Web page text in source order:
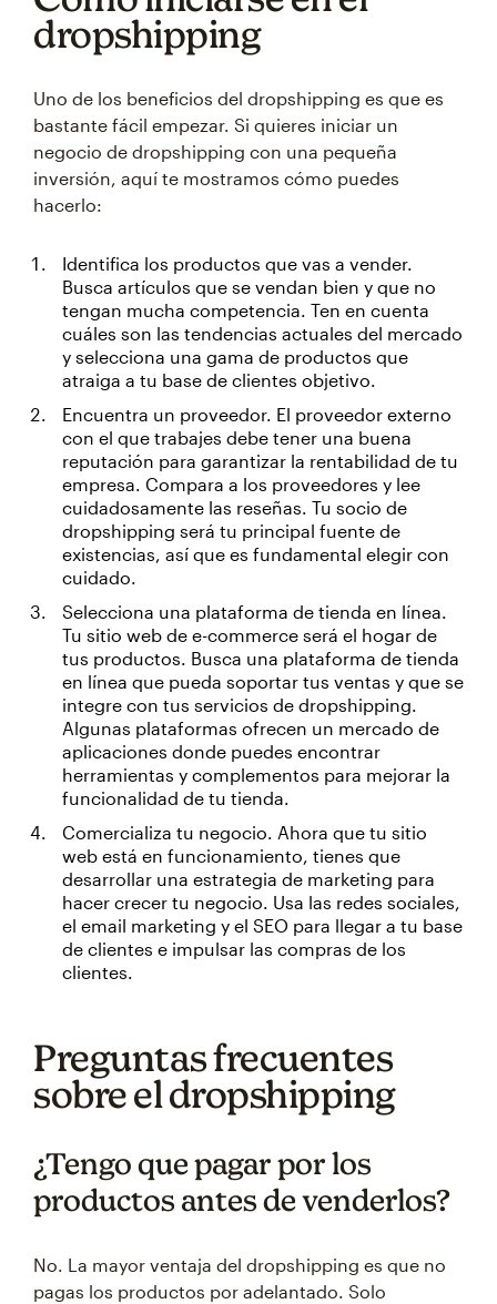
dropshipping
Uno de los beneficios del dropshipping es que es
bastante fácil empezar. Si quieres iniciar un
negocio de dropshipping con una pequeña
inversión, aquí te mostramos cómo puedes
hacerlo:
Identifica los productos que vas a vender.
Busca artículos que se vendan bien y que no
tengan mucha competencia. Ten en cuenta
cuáles son las tendencias actuales del mercado
y selecciona una gama de productos que
atraiga a tu base de clientes objetivo.
Encuentra un proveedor. El proveedor externo
con el que trabajes debe tener una buena
reputación para garantizar la rentabilidad de tu
empresa. Compara a los proveedores y lee
cuidadosamente las reseñas. Tu socio de
dropshipping será tu principal fuente de
existencias, así que es fundamental elegir con
cuidado.
Selecciona una plataforma de tienda en línea.
Tu sitio web de e-commerce será el hogar de
tus productos. Busca una plataforma de tienda
en línea que pueda soportar tus ventas y que se
integre con tus servicios de dropshipping.
Algunas plataformas ofrecen un mercado de
aplicaciones donde puedes encontrar
herramientas y complementos para mejorar la
funcionalidad de tu tienda.
Comercializa tu negocio. Ahora que tu sitio
web está en funcionamiento, tienes que
desarrollar una estrategia de marketing para
hacer crecer tu negocio. Usa las redes sociales,
el email marketing y el SEO para llegar a tu base
de clientes e impulsar las compras de los
clientes.
Preguntas frecuentes
sobre el dropshipping
¿Tengo que pagar por los
productos antes de venderlos?
No. La mayor ventaja del dropshipping es que no
pagas los productos por adelantado. Solo